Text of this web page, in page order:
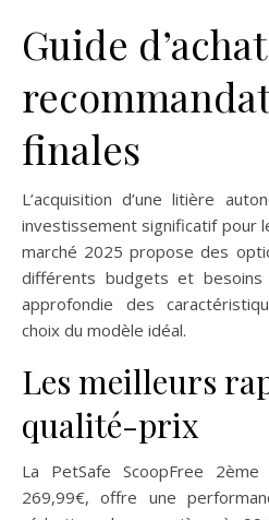
Guide
finales
L’acquisition d’une litière
investissement significatif pour
marché 2025 propose des
différents budgets et besoins
approfondie des
choix du modèle idéal.
Les meilleurs
qualité-prix
La PetSafe ScoopFree
269,99€, offre une